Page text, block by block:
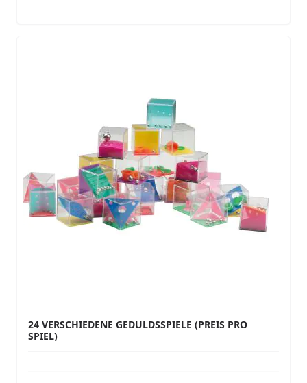
24 VERSCHIEDENE GEDULDSSPIELE (PREIS PRO
SPIEL)